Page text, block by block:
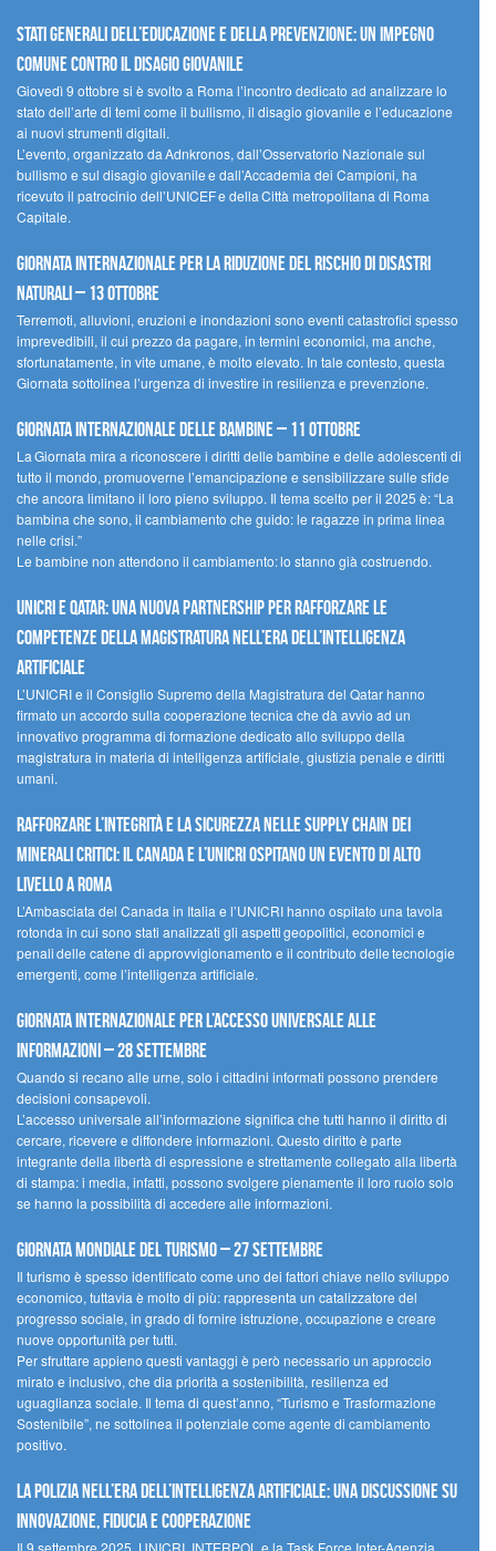
Stati Generali dell’Educazione e della Prevenzione: un impegno
comune contro il disagio giovanile
Giovedì 9 ottobre si è svolto a Roma l’incontro dedicato ad analizzare lo
stato dell’arte di temi come il bullismo, il disagio giovanile e l’educazione
ai nuovi strumenti digitali.
L’evento, organizzato da Adnkronos, dall’Osservatorio Nazionale sul
bullismo e sul disagio giovanile e dall’Accademia dei Campioni, ha
ricevuto il patrocinio dell’UNICEF e della Città metropolitana di Roma
Capitale.
Giornata internazionale per la riduzione del rischio di disastri
naturali – 13 ottobre
Terremoti, alluvioni, eruzioni e inondazioni sono eventi catastrofici spesso
imprevedibili, il cui prezzo da pagare, in termini economici, ma anche,
sfortunatamente, in vite umane, è molto elevato. In tale contesto, questa
Giornata sottolinea l’urgenza di investire in resilienza e prevenzione.
Giornata internazionale delle bambine – 11 ottobre
La Giornata mira a riconoscere i diritti delle bambine e delle adolescenti di
tutto il mondo, promuoverne l’emancipazione e sensibilizzare sulle sfide
che ancora limitano il loro pieno sviluppo. Il tema scelto per il 2025 è: “La
bambina che sono, il cambiamento che guido: le ragazze in prima linea
nelle crisi.”
Le bambine non attendono il cambiamento: lo stanno già costruendo.
UNICRI e Qatar: una nuova partnership per rafforzare le
competenze della magistratura nell’era dell’intelligenza
artificiale
L’UNICRI e il Consiglio Supremo della Magistratura del Qatar hanno
firmato un accordo sulla cooperazione tecnica che dà avvio ad un
innovativo programma di formazione dedicato allo sviluppo della
magistratura in materia di intelligenza artificiale, giustizia penale e diritti
umani.
Rafforzare l’integrità e la sicurezza nelle supply chain dei
minerali critici: il Canada e l’UNICRI ospitano un evento di alto
livello a Roma
L’Ambasciata del Canada in Italia e l’UNICRI hanno ospitato una tavola
rotonda in cui sono stati analizzati gli aspetti geopolitici, economici e
penali delle catene di approvvigionamento e il contributo delle tecnologie
emergenti, come l’intelligenza artificiale.
Giornata internazionale per l’accesso universale alle
informazioni – 28 settembre
Quando si recano alle urne, solo i cittadini informati possono prendere
decisioni consapevoli.
L’accesso universale all’informazione significa che tutti hanno il diritto di
cercare, ricevere e diffondere informazioni. Questo diritto è parte
integrante della libertà di espressione e strettamente collegato alla libertà
di stampa: i media, infatti, possono svolgere pienamente il loro ruolo solo
se hanno la possibilità di accedere alle informazioni.
Giornata mondiale del turismo – 27 settembre
Il turismo è spesso identificato come uno dei fattori chiave nello sviluppo
economico, tuttavia è molto di più: rappresenta un catalizzatore del
progresso sociale, in grado di fornire istruzione, occupazione e creare
nuove opportunità per tutti.
Per sfruttare appieno questi vantaggi è però necessario un approccio
mirato e inclusivo, che dia priorità a sostenibilità, resilienza ed
uguaglianza sociale. Il tema di quest’anno, “Turismo e Trasformazione
Sostenibile”, ne sottolinea il potenziale come agente di cambiamento
positivo.
La polizia nell’era dell’Intelligenza Artificiale: una discussione su
innovazione, fiducia e cooperazione
Il 9 settembre 2025, UNICRI, INTERPOL e la Task Force Inter-Agenzia